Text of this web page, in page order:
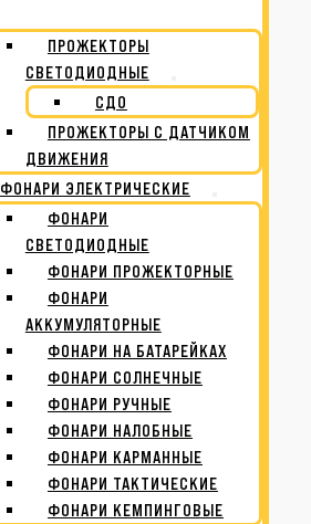
ПРОЖЕКТОРЫ
СВЕТОДИОДНЫЕ
СДО
ПРОЖЕКТОРЫ С ДАТЧИКОМ
ДВИЖЕНИЯ
ФОНАРИ ЭЛЕКТРИЧЕСКИЕ
ФОНАРИ
СВЕТОДИОДНЫЕ
ФОНАРИ ПРОЖЕКТОРНЫЕ
ФОНАРИ
АККУМУЛЯТОРНЫЕ
ФОНАРИ НА БАТАРЕЙКАХ
ФОНАРИ СОЛНЕЧНЫЕ
ФОНАРИ РУЧНЫЕ
ФОНАРИ НАЛОБНЫЕ
ФОНАРИ КАРМАННЫЕ
ФОНАРИ ТАКТИЧЕСКИЕ
ФОНАРИ КЕМПИНГОВЫЕ